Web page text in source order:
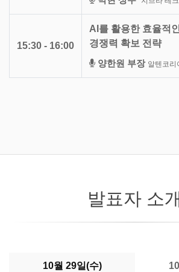
15:30 - 16:00
AI를 활용한 효율적
경쟁력 확보 전략
양한원 부장 알텐코리
발표자 소개
10월 29일(수)